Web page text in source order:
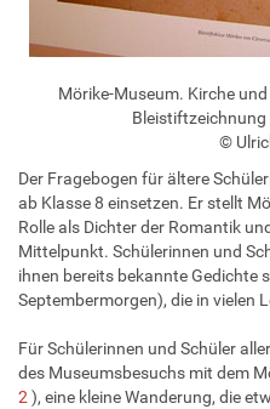
Mörike-Museum. Kirche
©
Der Fragebogen für ältere
ab Klasse 8 einsetzen. Er stellt
Rolle als Dichter der Romantik
Mittelpunkt. Schülerinnen und
ihnen bereits bekannte Gedichte
Septembermorgen), die in vielen
Für Schülerinnen und Schüler
des Museumsbesuchs mit dem
2 ), eine kleine Wanderung, die